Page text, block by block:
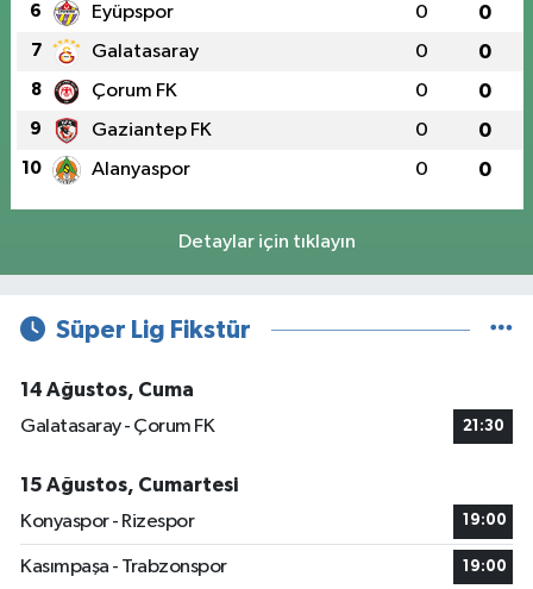
6 Eyüpspor 0 0
7 Galatasaray 0 0
8 Çorum FK 0 0
9 Gaziantep FK 0 0
10 Alanyaspor 0 0
Detaylar için tıklayın
Süper Lig Fikstür
14 Ağustos, Cuma
Galatasaray - Çorum FK
21:30
15 Ağustos, Cumartesi
Konyaspor - Rizespor
19:00
Kasımpaşa - Trabzonspor 19:00